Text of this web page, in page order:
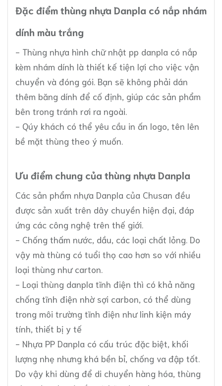
Đặc điểm thùng nhựa Danpla có nắp nhám
dính màu trắng
- Thùng nhựa hình chữ nhật pp danpla có nắp
kèm nhám dính là thiết kế tiện lợi cho việc vận
chuyển và đóng gói. Bạn sẽ không phải dán
thêm băng dính để cố định, giúp các sản phẩm
bên trong tránh rơi ra ngoài.
- Qúy khách có thể yêu cầu in ấn logo, tên lên
bề mặt thùng theo ý muốn.
Ưu điểm chung của thùng nhựa Danpla
Các sản phẩm nhựa Danpla của Chusan đều
được sản xuất trên dây chuyền hiện đại, đáp
ứng các công nghệ trên thế giới.
- Chống thấm nước, dầu, các loại chất lỏng. Do
vậy mà thùng có tuổi thọ cao hơn so với nhiều
loại thùng như carton.
- Loại thùng danpla tĩnh điện thì có khả năng
chống tĩnh điện nhờ sợi carbon, có thể dùng
trong môi trường tĩnh điện như linh kiện máy
tính, thiết bị y tế
- Nhựa PP Danpla có cấu trúc đặc biệt, khối
lượng nhẹ nhưng khá bền bỉ, chống va đập tốt.
Do vậy khi dùng để di chuyển hàng hóa, thùng